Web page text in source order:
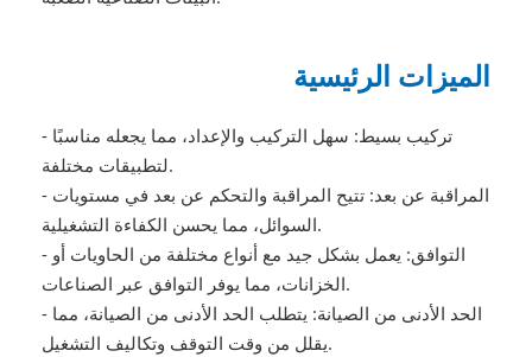
الميزات الرئيسية
- تركيب بسيط: سهل التركيب والإعداد، مما يجعله مناسبًا
لتطبيقات مختلفة.
- المراقبة عن بعد: تتيح المراقبة والتحكم عن بعد في مستويات
السوائل، مما يحسن الكفاءة التشغيلية.
- التوافق: يعمل بشكل جيد مع أنواع مختلفة من الحاويات أو
الخزانات، مما يوفر التوافق عبر الصناعات.
- الحد الأدنى من الصيانة: يتطلب الحد الأدنى من الصيانة، مما
يقلل من وقت التوقف وتكاليف التشغيل.